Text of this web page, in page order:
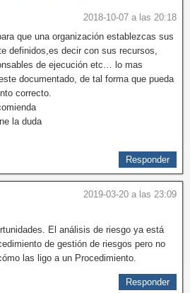
2018-10-07 a las 20:18
que una organización establezcas sus
definidos,es decir con sus recursos,
de ejecución etc… lo mas
documentado, de tal forma que pueda
correcto.
la duda
Responder
2019-03-20 a las 23:09
El análisis de riesgo ya está
de gestión de riesgos pero no
las ligo a un Procedimiento.
Responder